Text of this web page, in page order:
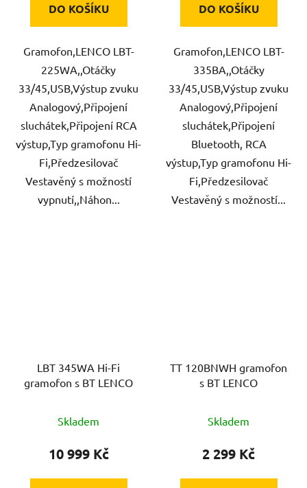
DO KOŠÍKU
Gramofon,LENCO LBT-
225WA,,Otáčky
33/45,USB,Výstup zvuku
Analogový,Připojení
sluchátek,Připojení RCA
výstup,Typ gramofonu Hi-
Fi,Předzesilovač
Vestavěný s možností
vypnutí,,Náhon...
DO KOŠÍKU
Gramofon,LENCO LBT-
335BA,,Otáčky
33/45,USB,Výstup zvuku
Analogový,Připojení
sluchátek,Připojení
Bluetooth, RCA
výstup,Typ gramofonu Hi-
Fi,Předzesilovač
Vestavěný s možností...
LBT 345WA Hi-Fi
gramofon s BT LENCO
Skladem
10 999 Kč
TT 120BNWH gramofon
s BT LENCO
Skladem
2 299 Kč